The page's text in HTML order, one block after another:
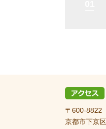
〒600-8822
京都市下京